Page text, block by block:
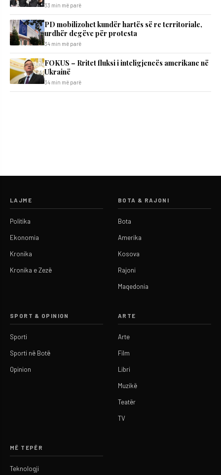
33 min më parë
PD mobilizohet kundër hartës së re territoriale,
urdhër degëve për protesta
34 min më parë
FOKUS – Rritet fluksi i inteligjencës amerikane në
Ukrainë
34 min më parë
LAJME
Politika
Ekonomia
Kronika
Kronika e Zezë
BOTA & RAJONI
Bota
Amerika
Kosova
Rajoni
Maqedonia
SPORT & OPINION
Sporti
Sporti në Botë
Opinion
ARTE
Arte
Film
Libri
Muzikë
Teatër
TV
MË TEPËR
Teknologji